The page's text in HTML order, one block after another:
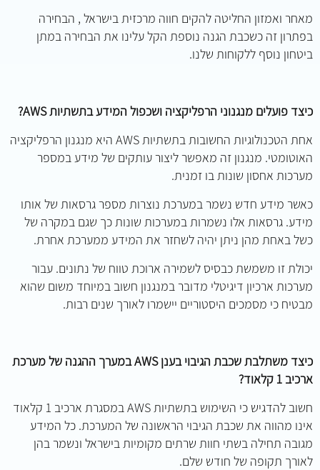
מאחר ואמזון החליטה להקים חווה מרכזית בישראל , הבחירה
בפתרון זה כשכבת הגנה נוספת הקל עלינו את הבחירה במתן
ביטחון נוסף ללקוחות שלנו.
כיצד פועלים מנגנוני הרפליקציה ושכפול המידע בתשתיות AWS?
אחת הטכנולוגיות החשובות בתשתיות AWS היא מנגנון הרפליקציה
האוטומטי. מנגנון זה מאפשר ליצור עותקים של מידע במספר
מערכות אחסון שונות בו זמנית.
כאשר מידע חדש נשמר במערכת נוצרות מספר גרסאות של אותו
מידע. גרסאות אלו נשמרות במערכות שונות כך שגם במקרה של
כשל באחת מהן ניתן יהיה לשחזר את המידע ממערכת אחרת.
יכולת זו משמשת כבסיס לשמירה ארוכת טווח של נתונים. עבור
מערכות ארכיון דיגיטלי מדובר במנגנון חשוב במיוחד משום שהוא
מבטיח כי מסמכים היסטוריים יישמרו לאורך שנים רבות.
כיצד משתלבת שכבת הגיבוי בענן AWS במערך ההגנה של מערכת
ארכיב 1 קלאוד?
חשוב להדגיש כי השימוש בתשתיות AWS במסגרת ארכיב 1 קלאוד
אינו מהווה את שכבת הגיבוי הראשונה של המערכת. כל המידע
מגובה תחילה בשתי חוות שרתים מקומיות בישראל ונשמר בהן
לאורך תקופה של חודש שלם.